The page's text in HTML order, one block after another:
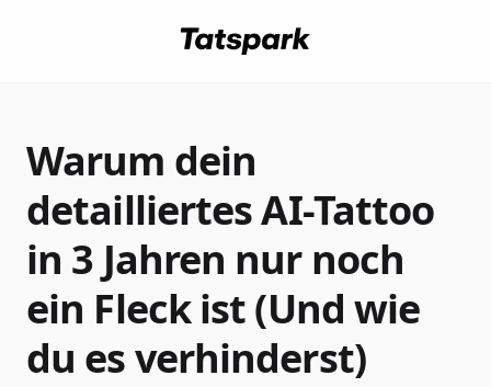
Warum dein
detailliertes AI-Tattoo
in 3 Jahren nur noch
ein Fleck ist (Und wie
du es verhinderst)